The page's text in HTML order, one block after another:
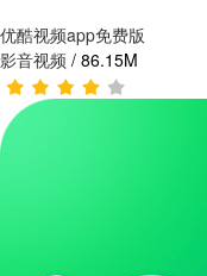
优酷视频app免费版
影音视频 / 86.15M